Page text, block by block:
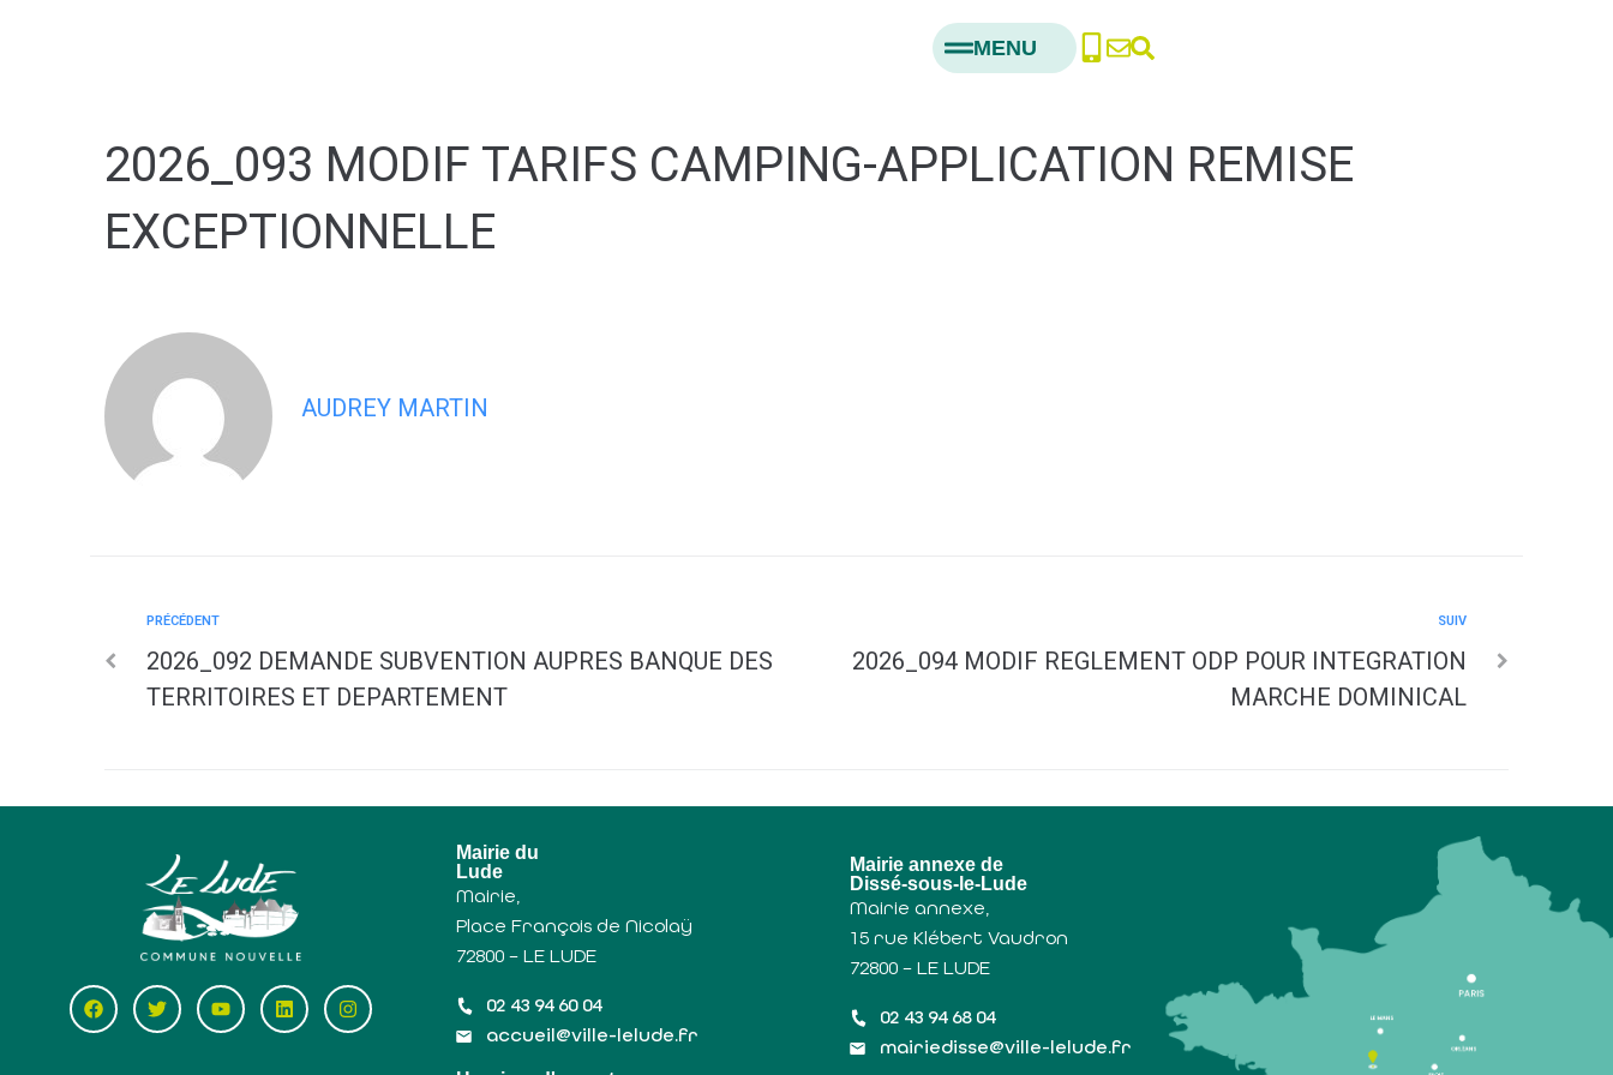
MENU
2026_093 MODIF TARIFS CAMPING-APPLICATION REMISE
EXCEPTIONNELLE
AUDREY MARTIN
PRÉCÉDENT
2026_092 DEMANDE SUBVENTION AUPRES BANQUE DES
TERRITOIRES ET DEPARTEMENT
SUIV
2026_094 MODIF REGLEMENT ODP POUR INTEGRATION
MARCHE DOMINICAL
Mairie du
Lude
Mairie,
Place François de Nicolaÿ
72800 – LE LUDE
02 43 94 60 04
accueil@ville-lelude.fr
Mairie annexe de
Dissé-sous-le-Lude
Mairie annexe,
15 rue Klébert Vaudron
72800 – LE LUDE
02 43 94 68 04
mairiedisse@ville-lelude.fr